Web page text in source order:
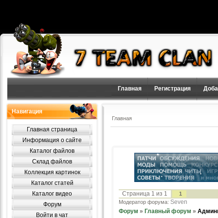
Главная Регистрация
Навигация
Главная страница
Информация о сайте
Каталог файлов
Склад файлов
Коллекция картинок
Каталог статей
Каталог видео
Форум
Войти в чат
Главная
Страница 1 из 1
1
Модератор форума: Seven
Форум » Главный форум »